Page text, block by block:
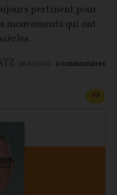
pertinent pour
mouvements qui ont
26/11/2021 2commentaires
FP